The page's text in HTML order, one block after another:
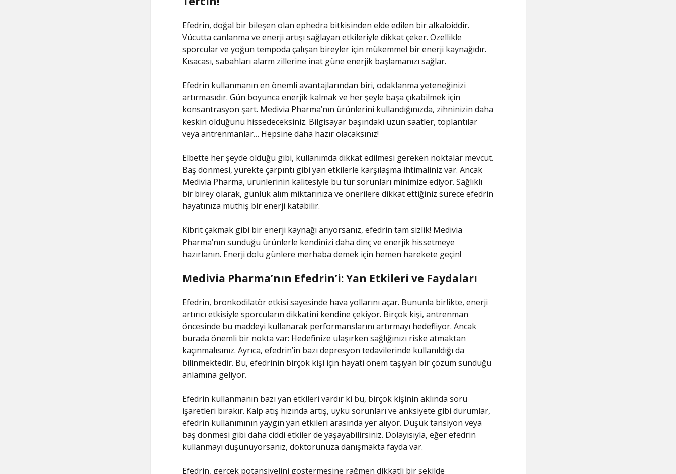
Efedrin, doğal bir bileşen olan ephedra bitkisinden elde edilen bir alkaloiddir.
Vücutta canlanma ve enerji artışı sağlayan etkileriyle dikkat çeker. Özellikle
sporcular ve yoğun tempoda çalışan bireyler için mükemmel bir enerji kaynağıdır.
Kısacası, sabahları alarm zillerine inat güne enerjik başlamanızı sağlar.
Efedrin kullanmanın en önemli avantajlarından biri, odaklanma yeteneğinizi
artırmasıdır. Gün boyunca enerjik kalmak ve her şeyle başa çıkabilmek için
konsantrasyon şart. Medivia Pharma’nın ürünlerini kullandığınızda, zihninizin daha
keskin olduğunu hissedeceksiniz. Bilgisayar başındaki uzun saatler, toplantılar
veya antrenmanlar… Hepsine daha hazır olacaksınız!
Elbette her şeyde olduğu gibi, kullanımda dikkat edilmesi gereken noktalar mevcut.
Baş dönmesi, yürekte çarpıntı gibi yan etkilerle karşılaşma ihtimaliniz var. Ancak
Medivia Pharma, ürünlerinin kalitesiyle bu tür sorunları minimize ediyor. Sağlıklı
bir birey olarak, günlük alım miktarınıza ve önerilere dikkat ettiğiniz sürece efedrin
hayatınıza müthiş bir enerji katabilir.
Kibrit çakmak gibi bir enerji kaynağı arıyorsanız, efedrin tam sizlik! Medivia
Pharma’nın sunduğu ürünlerle kendinizi daha dinç ve enerjik hissetmeye
hazırlanın. Enerji dolu günlere merhaba demek için hemen harekete geçin!
Medivia Pharma’nın Efedrin’i: Yan Etkileri ve Faydaları
Efedrin, bronkodilatör etkisi sayesinde hava yollarını açar. Bununla birlikte, enerji
artırıcı etkisiyle sporcuların dikkatini kendine çekiyor. Birçok kişi, antrenman
öncesinde bu maddeyi kullanarak performanslarını artırmayı hedefliyor. Ancak
burada önemli bir nokta var: Hedefinize ulaşırken sağlığınızı riske atmaktan
kaçınmalısınız. Ayrıca, efedrin’in bazı depresyon tedavilerinde kullanıldığı da
bilinmektedir. Bu, efedrinin birçok kişi için hayati önem taşıyan bir çözüm sunduğu
anlamına geliyor.
Efedrin kullanmanın bazı yan etkileri vardır ki bu, birçok kişinin aklında soru
işaretleri bırakır. Kalp atış hızında artış, uyku sorunları ve anksiyete gibi durumlar,
efedrin kullanımının yaygın yan etkileri arasında yer alıyor. Düşük tansiyon veya
baş dönmesi gibi daha ciddi etkiler de yaşayabilirsiniz. Dolayısıyla, eğer efedrin
kullanmayı düşünüyorsanız, doktorunuza danışmakta fayda var.
Efedrin, gerçek potansiyelini göstermesine rağmen dikkatli bir şekilde